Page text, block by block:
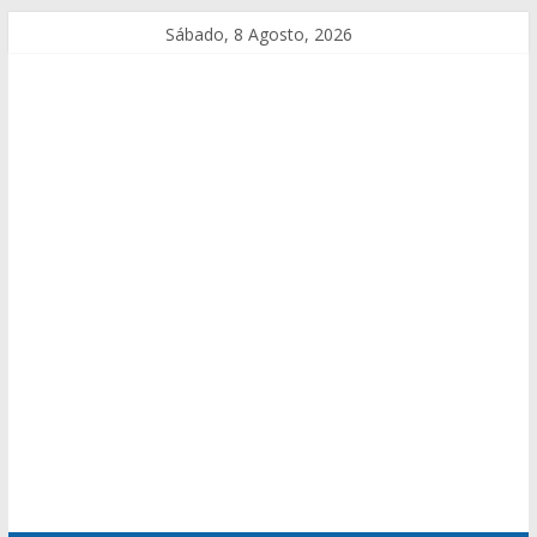
Sábado, 8 Agosto, 2026